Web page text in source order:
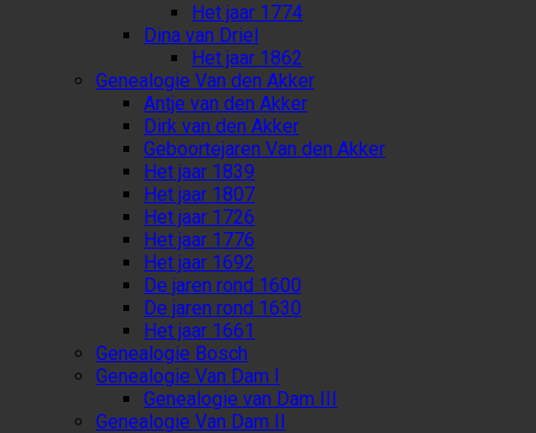
Het jaar 1774
Dina van Driel
Het jaar 1862
Genealogie Van den Akker
Antje van den Akker
Dirk van den Akker
Geboortejaren Van den Akker
Het jaar 1839
Het jaar 1807
Het jaar 1726
Het jaar 1776
Het jaar 1692
De jaren rond 1600
De jaren rond 1630
Het jaar 1661
Genealogie Bosch
Genealogie Van Dam I
Genealogie van Dam III
Genealogie Van Dam II